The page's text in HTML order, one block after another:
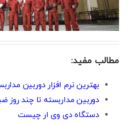
مطالب مفید:
بهترین نرم افزار دوربین
دوربین مداربسته تا چند روز
دستگاه دی وی ار چیست